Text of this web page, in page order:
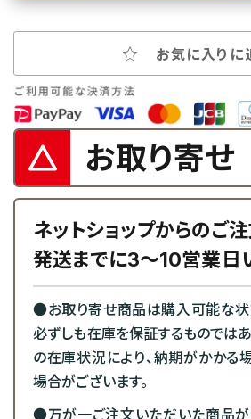
お気に入りに
お取り寄せ
ネットショップからのご
発送までに3～10営業日
●お取り寄せ商品は購入可能な状
必ずしも在庫を保証するものではあ
の在庫状況により、納期がかかる
場合がございます。
●万が一ご注文いただいた商品